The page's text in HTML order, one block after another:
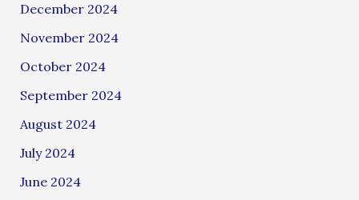
December 2024
November 2024
October 2024
September 2024
August 2024
July 2024
June 2024